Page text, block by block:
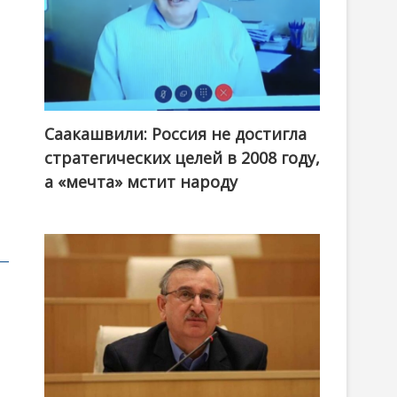
Саакашвили: Россия не достигла
стратегических целей в 2008 году,
а «мечта» мстит народу